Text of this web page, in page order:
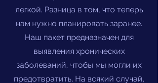
легкой. Разница в том, что теперь
нам нужно планировать заранее.
Наш пакет предназначен для
выявления хронических
заболеваний, чтобы мы могли их
предотвратить. На всякий случай,